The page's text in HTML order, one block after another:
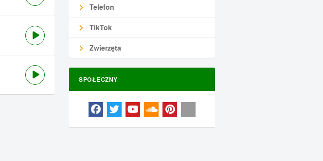
Telefon
TikTok
Zwierzęta
SPOŁECZNY